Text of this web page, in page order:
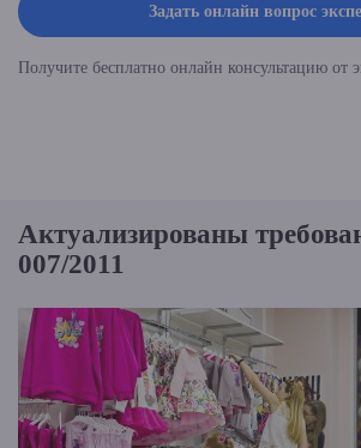
Задать онлайн вопрос
Получите бесплатно онлайн консультацию от
Актуализированы
007/2011